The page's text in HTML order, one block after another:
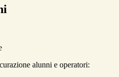
alunni e operatori: